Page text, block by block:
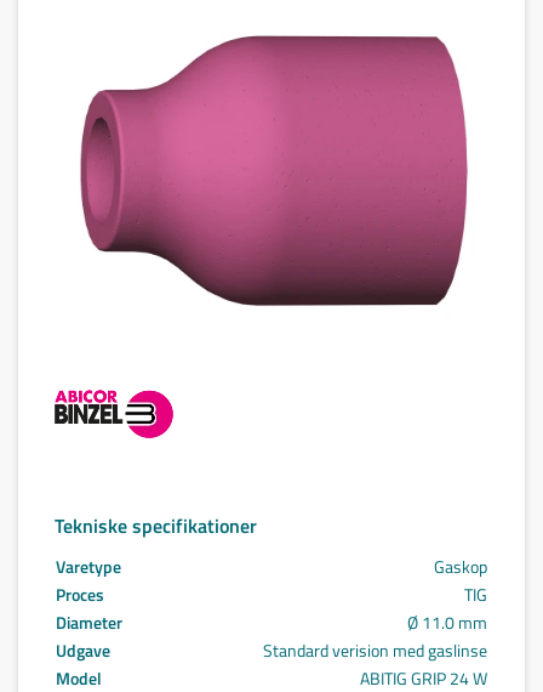
Tekniske specifikationer
Varetype
Gaskop
Proces
TIG
Diameter
Ø 11.0 mm
Udgave
Standard verision med gaslinse
Model
ABITIG GRIP 24 W